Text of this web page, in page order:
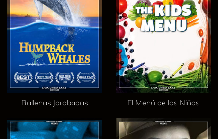
Ballenas Jorobadas El Menú de los Niños